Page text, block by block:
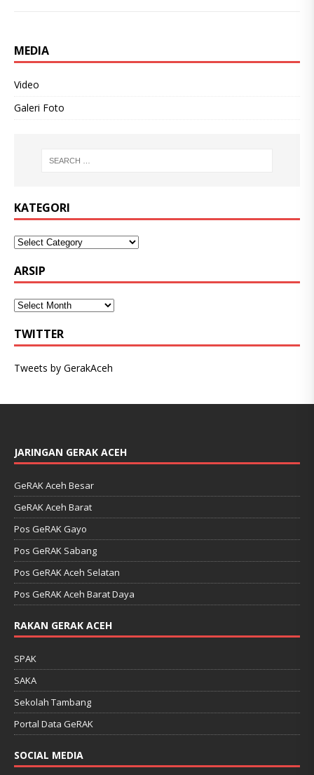
MEDIA
Video
Galeri Foto
KATEGORI
ARSIP
TWITTER
Tweets by GerakAceh
JARINGAN GERAK ACEH
GeRAK Aceh Besar
GeRAK Aceh Barat
Pos GeRAK Gayo
Pos GeRAK Sabang
Pos GeRAK Aceh Selatan
Pos GeRAK Aceh Barat Daya
RAKAN GERAK ACEH
SPAK
SAKA
Sekolah Tambang
Portal Data GeRAK
SOCIAL MEDIA